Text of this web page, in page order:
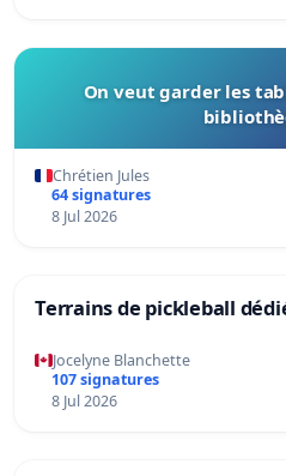
On veut garder les
Chrétien Jules
64 signatures
8 Jul 2026
Terrains de pickleball
Jocelyne Blanchette
107 signatures
8 Jul 2026